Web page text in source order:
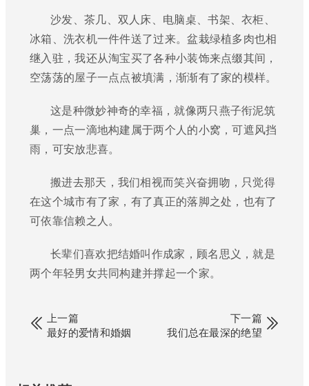
沙发、茶几、双人床、电脑桌、书架、衣柜、
冰箱、洗衣机一件件送了过来。盆栽绿植多肉也相
继入驻，我还从淘宝买了各种小装饰来点缀其间，
空荡荡的屋子一点点被填满，渐渐有了家的模样。
这是种微妙神奇的幸福，就像两只燕子衔泥筑
巢，一点一滴地构建属于两个人的小窝，可遮风挡
雨，可安放悲喜。
搬进去那天，我们相视而笑兴奋拥吻，只觉得
在这个城市有了家，有了真正的落脚之处，也有了
可依靠信赖之人。
长辈们喜欢把结婚叫作成家，顾名思义，就是
两个年轻男女共同构建并撑起一个家。
上一篇
最好的爱情和婚姻
下一篇
我们总在最深的绝望